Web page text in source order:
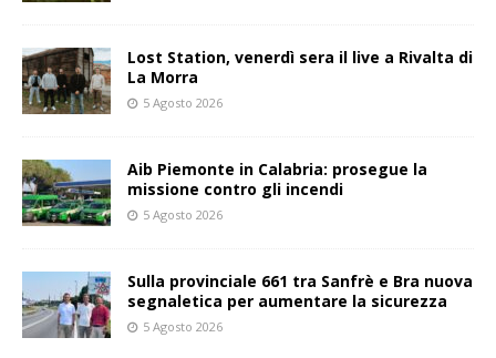
Lost Station, venerdì sera il live a Rivalta di
La Morra
5 Agosto 2026
Aib Piemonte in Calabria: prosegue la
missione contro gli incendi
5 Agosto 2026
Sulla provinciale 661 tra Sanfrè e Bra nuova
segnaletica per aumentare la sicurezza
5 Agosto 2026